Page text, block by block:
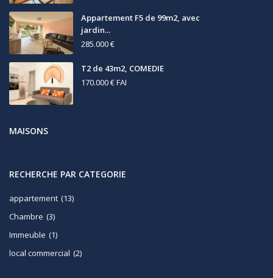
Appartement F5 de 99m2, avec
jardin...
285.000 €
T2 de 43m2, COMEDIE
170.000 €FAI
MAISONS
RECHERCHE PAR CATEGORIE
appartement (13)
Chambre (3)
Immeuble (1)
local commercial (2)